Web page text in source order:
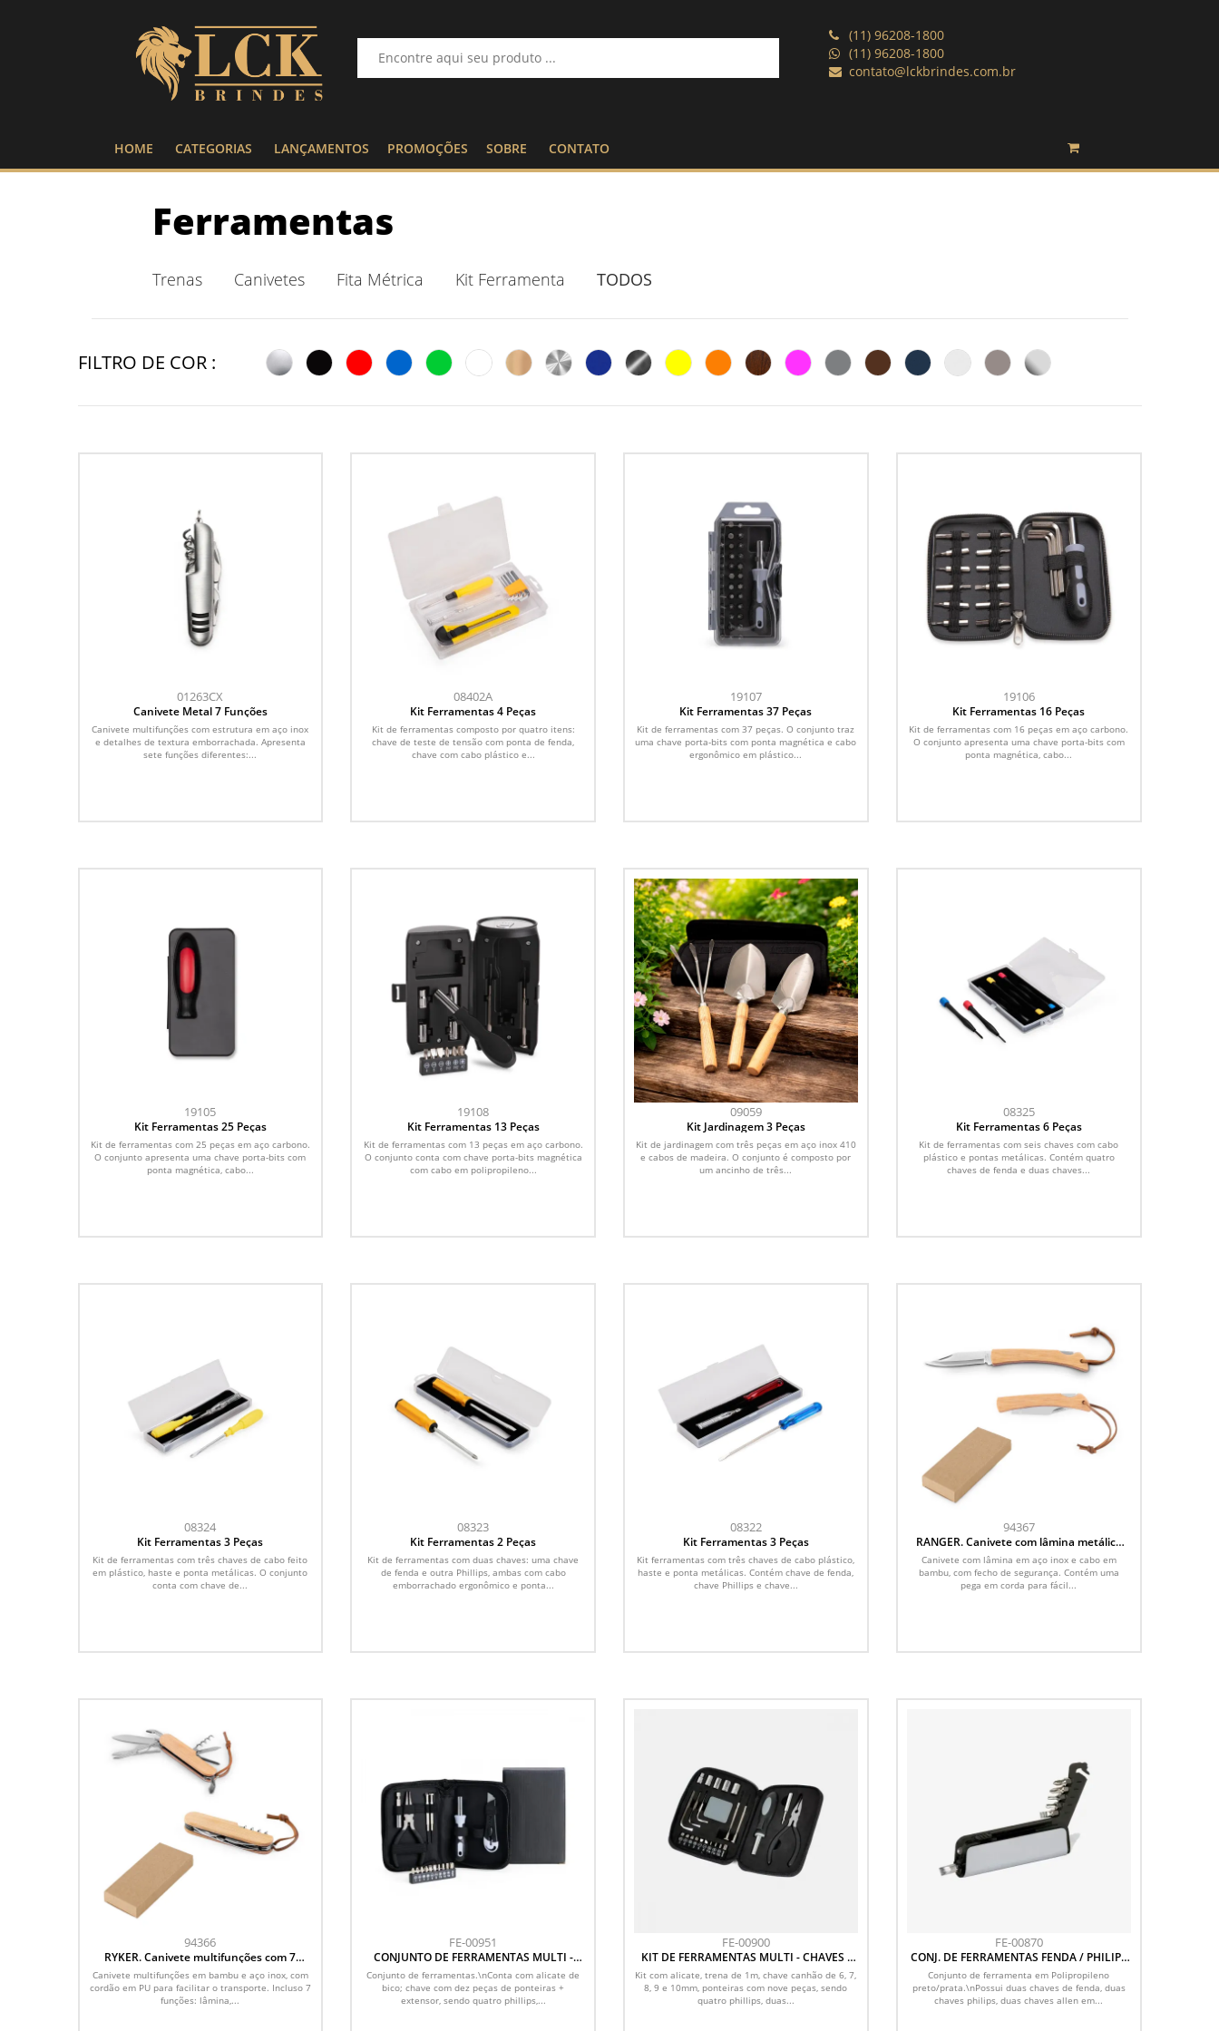
(11) 96208-1800
(11) 96208-1800
contato@lckbrindes.com.br
HOME CATEGORIAS LANÇAMENTOS PROMOÇÕES SOBRE CONTATO
Ferramentas
Trenas Canivetes Fita Métrica Kit Ferramenta TODOS
FILTRO DE COR :
01263CX
Canivete Metal 7 Funções
Canivete multifunções com estrutura em aço inox
e detalhes de textura emborrachada. Apresenta
sete funções diferentes:...
08402A
Kit Ferramentas 4 Peças
Kit de ferramentas composto por quatro itens:
chave de teste de tensão com ponta de fenda,
chave com cabo plástico e...
19107
Kit Ferramentas 37 Peças
Kit de ferramentas com 37 peças. O conjunto traz
uma chave porta-bits com ponta magnética e cabo
ergonômico em plástico...
19106
Kit Ferramentas 16 Peças
Kit de ferramentas com 16 peças em aço carbono.
O conjunto apresenta uma chave porta-bits com
ponta magnética, cabo...
19105
Kit Ferramentas 25 Peças
Kit de ferramentas com 25 peças em aço carbono.
O conjunto apresenta uma chave porta-bits com
ponta magnética, cabo...
19108
Kit Ferramentas 13 Peças
Kit de ferramentas com 13 peças em aço carbono.
O conjunto conta com chave porta-bits magnética
com cabo em polipropileno...
09059
Kit Jardinagem 3 Peças
Kit de jardinagem com três peças em aço inox 410
e cabos de madeira. O conjunto é composto por
um ancinho de três...
08325
Kit Ferramentas 6 Peças
Kit de ferramentas com seis chaves com cabo
plástico e pontas metálicas. Contém quatro
chaves de fenda e duas chaves...
08324
Kit Ferramentas 3 Peças
Kit de ferramentas com três chaves de cabo feito
em plástico, haste e ponta metálicas. O conjunto
conta com chave de...
08323
Kit Ferramentas 2 Peças
Kit de ferramentas com duas chaves: uma chave
de fenda e outra Phillips, ambas com cabo
emborrachado ergonômico e ponta...
08322
Kit Ferramentas 3 Peças
Kit ferramentas com três chaves de cabo plástico,
haste e ponta metálicas. Contém chave de fenda,
chave Phillips e chave...
94367
RANGER. Canivete com lâmina metálica
em aço inox e cabo em bambu
Canivete com lâmina em aço inox e cabo em
bambu, com fecho de segurança. Contém uma
pega em corda para fácil...
94366
RYKER. Canivete multifunções com 7
funções, em bambu e aço inox
Canivete multifunções em bambu e aço inox, com
cordão em PU para facilitar o transporte. Incluso 7
funções: lâmina,...
FE-00951
CONJUNTO DE FERRAMENTAS MULTI -
CHAVES - 16 PÇS
Conjunto de ferramentas.\nConta com alicate de
bico; chave com dez peças de ponteiras +
extensor, sendo quatro phillips,...
FE-00900
KIT DE FERRAMENTAS MULTI - CHAVES -
24 PÇS
Kit com alicate, trena de 1m, chave canhão de 6, 7,
8, 9 e 10mm, ponteiras com nove peças, sendo
quatro phillips, duas...
FE-00870
CONJ. DE FERRAMENTAS FENDA / PHILIPS
/ ALLEN - 7 PÇS
Conjunto de ferramenta em Polipropileno
preto/prata.\nPossui duas chaves de fenda, duas
chaves philips, duas chaves allen em...